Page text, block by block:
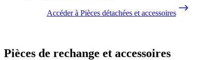
Accéder à Pièces détachées et accessoires
Pièces de rechange et accessoires